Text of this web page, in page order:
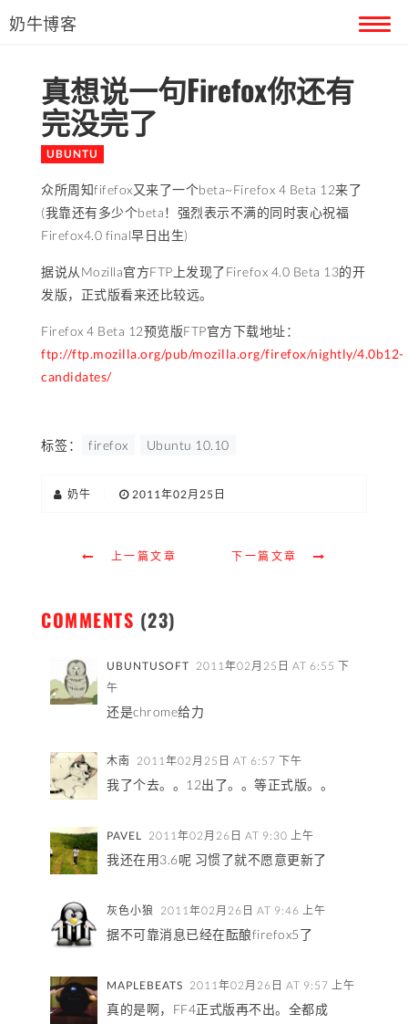
奶牛博客
首页
真想说一句Firefox你还有
完没完了
UBUNTU
众所周知fifefox又来了一个beta~Firefox 4 Beta 12来了
(我靠还有多少个beta！强烈表示不满的同时衷心祝福
Firefox4.0 final早日出生)
据说从Mozilla官方FTP上发现了Firefox 4.0 Beta 13的开
发版，正式版看来还比较远。
Firefox 4 Beta 12预览版FTP官方下载地址：
ftp://ftp.mozilla.org/pub/mozilla.org/firefox/nightly/4.0b12-
candidates/
标签： firefox Ubuntu 10.10
奶牛 2011年02月25日
上一篇文章 下一篇文章
COMMENTS (23)
UBUNTUSOFT 2011年02月25日 AT 6:55 下
午
还是chrome给力
木南 2011年02月25日 AT 6:57 下午
我了个去。。12出了。。等正式版。。
PAVEL 2011年02月26日 AT 9:30 上午
我还在用3.6呢 习惯了就不愿意更新了
灰色小狼 2011年02月26日 AT 9:46 上午
据不可靠消息已经在酝酿firefox5了
MAPLEBEATS 2011年02月26日 AT 9:57 上午
真的是啊，FF4正式版再不出。全都成